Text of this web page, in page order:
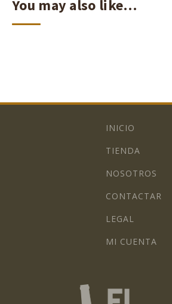
You may also like…
INICIO
TIENDA
NOSOTROS
CONTACTAR
LEGAL
MI CUENTA